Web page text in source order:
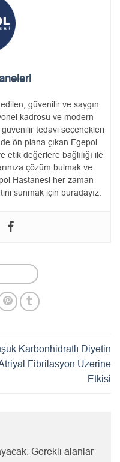
güvenilir ve saygın
kadrosu ve modern
tedavi seçenekleri
ön plana çıkan Egepol
etik değerlere bağlılığı ile
çözüm bulmak ve
Hastanesi her zaman
sunmak için buradayız.
Karbonhidratlı Diyetin
Fibrilasyon Üzerine
Etkisi
Gerekli alanlar